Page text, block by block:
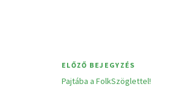
ELŐZŐ BEJEGYZÉS
Pajtába a FolkSzöglettel!